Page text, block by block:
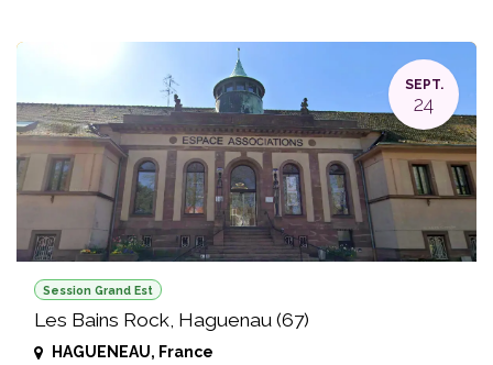
SEPT.
24
Session Grand Est
Les Bains Rock, Haguenau (67)
HAGUENEAU, France